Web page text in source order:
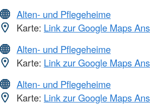
Alten- und Pflegeheime
Karte: Link zur Google Maps
Alten- und Pflegeheime
Karte: Link zur Google Maps
Alten- und Pflegeheime
Karte: Link zur Google Maps